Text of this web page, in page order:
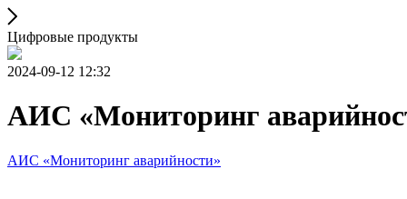
Цифровые продукты
2024-09-12 12:32
АИС «Мониторинг
АИС «Мониторинг аварийности»